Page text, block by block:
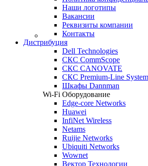
Наши логотипы
Вакансии
Реквизиты компании
Контакты
Дистрибуция
Dell Technologies
СКС CommScope
СКС CANOVATE
СКС Premium-Line
Шкафы Dannman
Wi-Fi Оборудование
Edge-core Networks
Huawei
InfiNet Wireless
Netams
Ruijie Networks
Ubiquiti Networks
Wownet
Вектор Технологии